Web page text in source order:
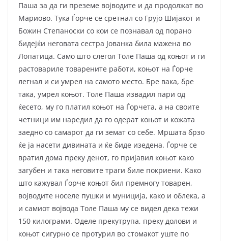
Паша за да ги преземе војводите и да продолжат во
Мариово. Тука Ѓорче се сретнал со Грујо Шијакот и
Божин Степаноски со кои се познавал од порано
бидејќи неговата сестра Јованка била мажена во
Лопатица. Само што слегол Толе Паша од коњот и ги
растовариле товарените работи, коњот на Ѓорче
легнал и си умрел на самото место. Бре вака, бре
така, умрел коњот. Толе Паша извадил пари од
ќесето, му го платил коњот на Ѓорчета, а на своите
четници им наредил да го одерат коњот и кожата
заедно со самарот да ги земат со себе. Мршата брзо
ќе ја насети дивината и ќе биде изедена. Ѓорче се
вратил дома преку денот, го пријавил коњот како
загубен и така неговите траги биле покриени. Како
што кажувал Ѓорче коњот бил премногу товарен,
војводите носеле пушки и муниција, како и облека, а
и самиот војвода Толе Паша му се видел дека тежи
150 килограми. Оделе прекутрупа, преку долови и
коњот сигурно се протурил во стомакот уште по